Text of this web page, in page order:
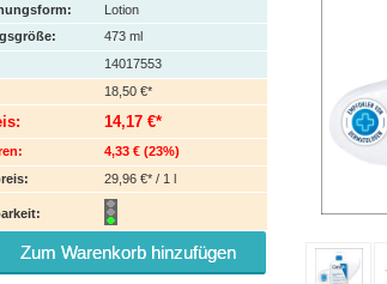
Lotion
473 ml
14017553
18,50 €*
14,17 €*
4,33 € (23%)
29,96 €* / 1 l
Zum Warenkorb hinzufügen